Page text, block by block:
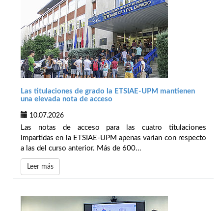
Las titulaciones de grado la ETSIAE-UPM mantienen
una elevada nota de acceso
10.07.2026
Las notas de acceso para las cuatro titulaciones
impartidas en la ETSIAE-UPM apenas varían con respecto
a las del curso anterior. Más de 600...
Leer más